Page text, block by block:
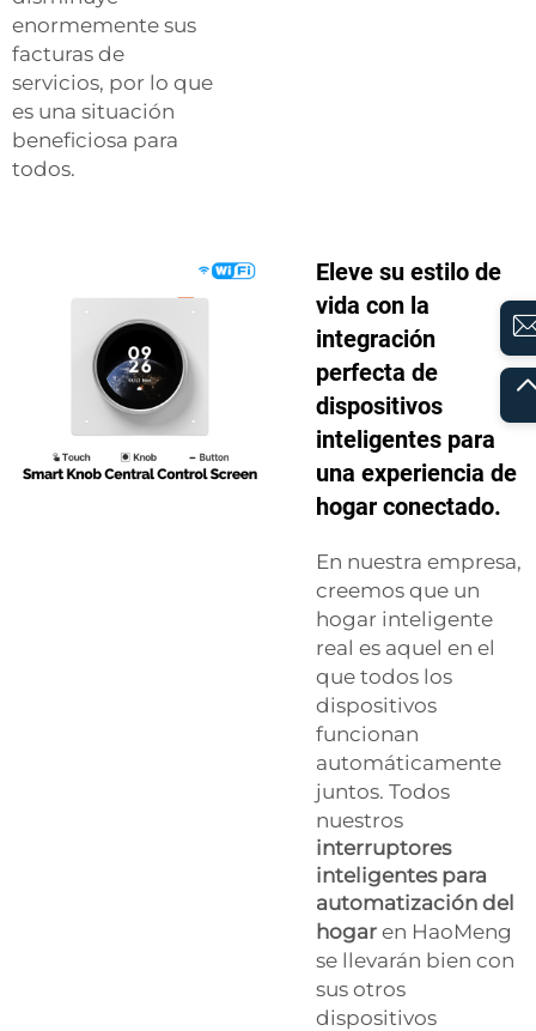
enormemente sus
facturas de
servicios, por lo que
es una situación
beneficiosa para
todos.
Eleve su estilo de
vida con la
integración
perfecta de
dispositivos
inteligentes para
una experiencia de
hogar conectado.
En nuestra empresa,
creemos que un
hogar inteligente
real es aquel en el
que todos los
dispositivos
funcionan
automáticamente
juntos. Todos
nuestros
interruptores
inteligentes para
automatización del
hogar en HaoMeng
se llevarán bien con
sus otros
dispositivos